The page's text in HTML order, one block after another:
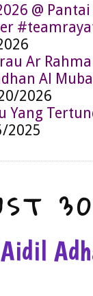
@ Pantai
Ar
Al
2026
2025